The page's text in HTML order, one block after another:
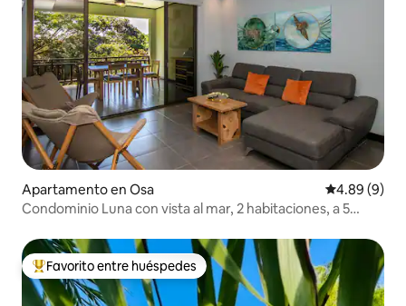
Apartamento en Osa Calificación
4.89 (9)
Condominio Luna con vista al mar, 2 habitaciones, a 5
Favorito entre huéspedes preferido
Favorito entre huéspedes